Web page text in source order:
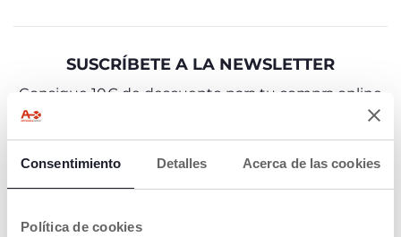
Consentimiento Detalles Acerca de las cookies
Política de cookies
SUSCRÍBETE A LA NEWSLETTER
Consigue 10€ de descuento para tu compra online
Acepto los términos de política de privacidad
SUSCRÍBETE A LA NEWSLETTER